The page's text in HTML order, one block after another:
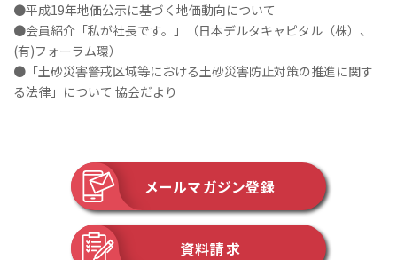
●平成19年地価公示に基づく地価動向について
●会員紹介「私が社長です。」（日本デルタキャピタル（株）、
(有)フォーラム環）
●「土砂災害警戒区域等における土砂災害防止対策の推進に関す
る法律」について 協会だより
メールマガジン登録
資料請求